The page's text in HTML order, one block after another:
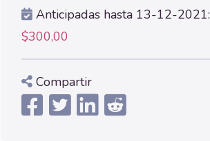
Anticipadas hasta 13-12-2021:
$300,00
Compartir